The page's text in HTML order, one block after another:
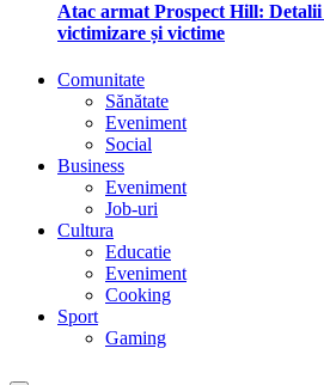
Atac armat Prospect Hill: Detalii
victimizare și victime
Comunitate
Sănătate
Eveniment
Social
Business
Eveniment
Job-uri
Cultura
Educatie
Eveniment
Cooking
Sport
Gaming